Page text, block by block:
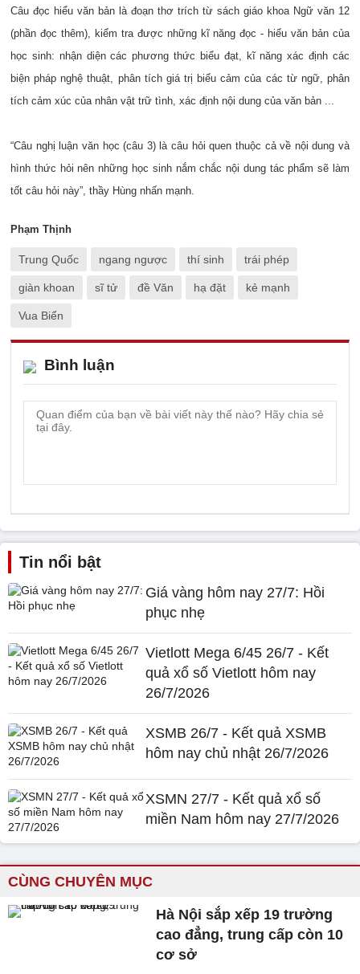
Câu đọc hiểu văn bản là đoạn thơ trích từ sách giáo khoa Ngữ văn 12
(phần đọc thêm), kiểm tra được những kĩ năng đọc - hiểu văn bản của
học sinh: nhận diện các phương thức biểu đạt, kĩ năng xác định các
biện pháp nghệ thuật, phân tích giá trị biểu cảm của các từ ngữ, phân
tích cảm xúc của nhân vật trữ tình, xác định nội dung của văn bản ...
“Câu nghị luận văn học (câu 3) là câu hỏi quen thuộc cả về nội dung và
hình thức hỏi nên những học sinh nắm chắc nội dung tác phẩm sẽ làm
tốt câu hỏi này”, thầy Hùng nhấn mạnh.
Phạm Thịnh
Trung Quốc ngang ngược thí sinh trái phép
giàn khoan sĩ tử đề Văn hạ đặt kẻ mạnh
Vua Biển
Bình luận
Tin nổi bật
Giá vàng hôm nay 27/7: Hồi
phục nhẹ
Vietlott Mega 6/45 26/7 - Kết
quả xổ số Vietlott hôm nay
26/7/2026
XSMB 26/7 - Kết quả XSMB
hôm nay chủ nhật 26/7/2026
XSMN 27/7 - Kết quả xổ số
miền Nam hôm nay 27/7/2026
CÙNG CHUYÊN MỤC
Hà Nội sắp xếp 19 trường
cao đẳng, trung cấp còn 10
cơ sở